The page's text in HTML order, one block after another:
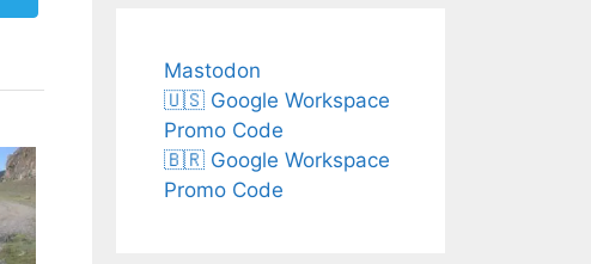
Mastodon
🇺🇸 Google Workspace
Promo Code
🇧🇷 Google Workspace
Promo Code